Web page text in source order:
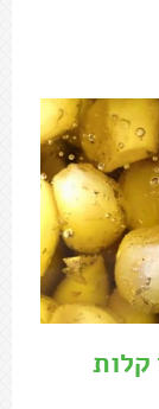
קלות